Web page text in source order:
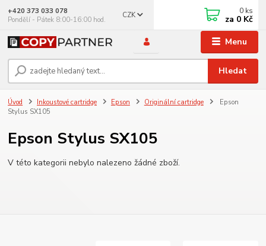
Menu
CZK
Hledat
+420 373 033 078
Pondělí - Pátek 8:00-16:00 hod.
0 ks
za 0 Kč
Úvod Inkoustové cartridge Epson Originální cartridge
Epson
Stylus SX105
Epson Stylus SX105
V této kategorii nebylo nalezeno žádné zboží.